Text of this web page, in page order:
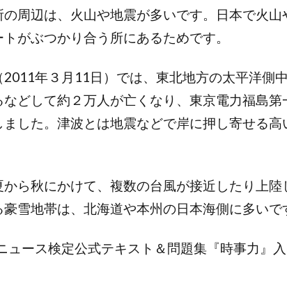
周辺は、火山や地震が多いです。日本で火山
がぶつかり合う所にあるためです。
年３月11日）では、東北地方の太平洋側
どして約２万人が亡くなり、東京電力福島第
ました。津波とは地震などで岸に押し寄せる高
ら秋にかけて、複数の台風が接近したり上陸
雪地帯は、北海道や本州の日本海側に多いで
ュース検定公式テキスト＆問題集『時事力』